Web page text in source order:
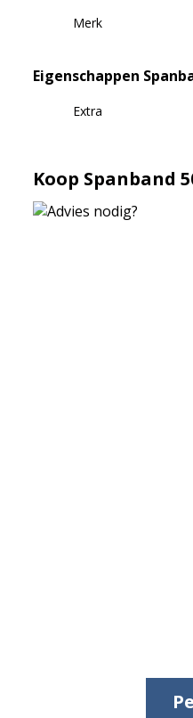
Merk
Eigenschappen
Extra
Koop Spanband